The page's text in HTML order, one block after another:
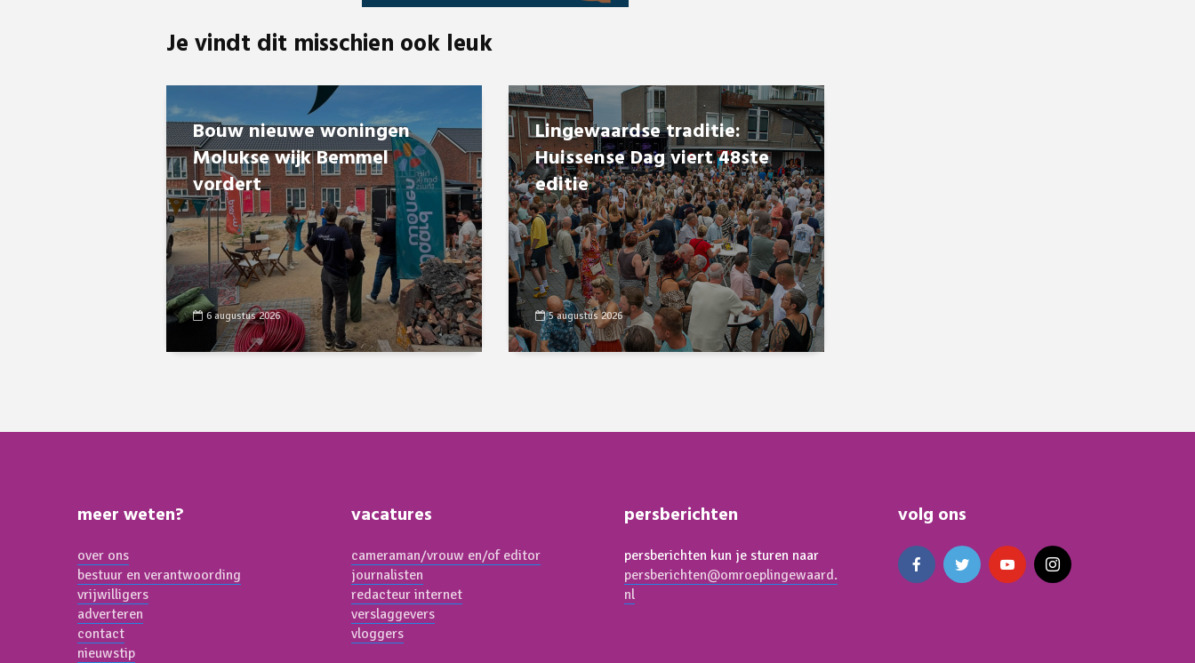
Je vindt dit misschien ook leuk
Bouw nieuwe woningen
Molukse wijk Bemmel
vordert
6 augustus 2026
Lingewaardse traditie:
Huissense Dag viert 48ste
editie
5 augustus 2026
meer weten?
over ons
bestuur en verantwoording
vrijwilligers
adverteren
contact
nieuwstip
vacatures
cameraman/vrouw en/of editor
journalisten
redacteur internet
verslaggevers
vloggers
persberichten
persberichten kun je sturen naar
persberichten@omroeplingewaard.
nl
volg ons